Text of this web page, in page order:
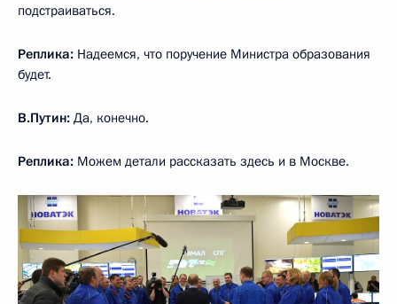
подстраиваться.
Реплика: Надеемся, что поручение Министра образования
будет.
В.Путин: Да, конечно.
Реплика: Можем детали рассказать здесь и в Москве.